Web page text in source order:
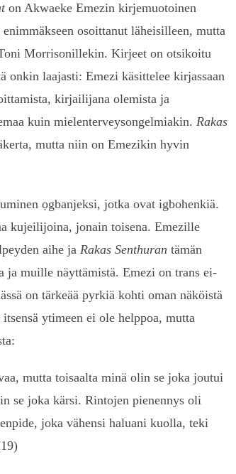
on Akwaeke Emezin kirjemuotoinen
osoittanut läheisilleen, mutta
Morrisonillekin. Kirjeet on otsikoitu
onkin laajasti: Emezi käsittelee kirjassaan
kirjailijana olemista ja
kuin mielenterveysongelmiakin. Rakas
mutta niin on Emezikin hyvin
ọgbanjeksi, jotka ovat igbohenkiä.
kujeilijoina, jonain toisena. Emezille
aihe ja Rakas Senthuran tämän
ja muille näyttämistä. Emezi on trans ei-
on tärkeää pyrkiä kohti oman näköistä
ytimeen ei ole helppoa, mutta
mutta toisaalta minä olin se joka joutui
se joka kärsi. Rintojen pienennys oli
joka vähensi haluani kuolla, teki